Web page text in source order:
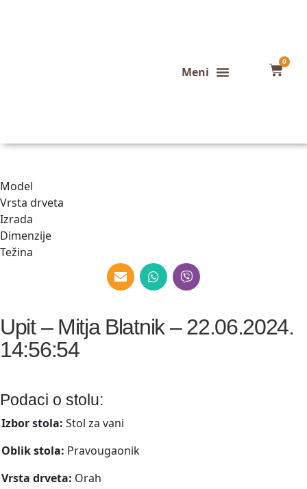
0
Model
Vrsta drveta
Izrada
Dimenzije
Težina
Upit – Mitja Blatnik – 22.06.2024.
14:56:54
Podaci o stolu:
Izbor stola: Stol za vani
Oblik stola: Pravougaonik
Vrsta drveta: Orah